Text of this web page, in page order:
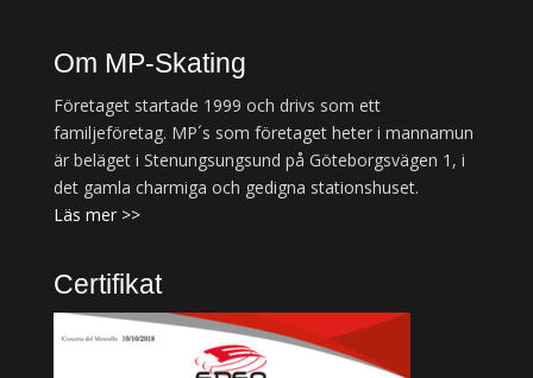
Om MP-Skating
Företaget startade 1999 och drivs som ett
familjeföretag. MP´s som företaget heter i mannamun
är beläget i Stenungsungsund på Göteborgsvägen 1, i
det gamla charmiga och gedigna stationshuset.
Läs mer >>
Certifikat